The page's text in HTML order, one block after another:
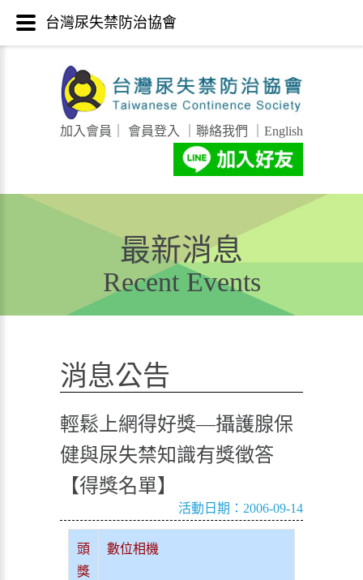
加入會員 會員登入 聯絡我們 English
最新消息
Recent Events
消息公告
輕鬆上網得好獎—攝護腺保
健與尿失禁知識有獎徵答
【得獎名單】
活動日期：2006-09-14
頭
獎
數位相機
台灣尿失禁防治協會